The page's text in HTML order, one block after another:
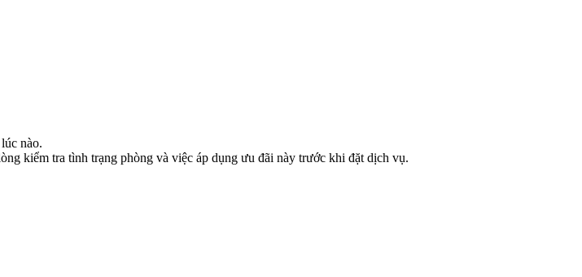
nào.
kiểm tra tình trạng phòng và việc áp dụng ưu đãi này trước khi đặt dịch vụ.